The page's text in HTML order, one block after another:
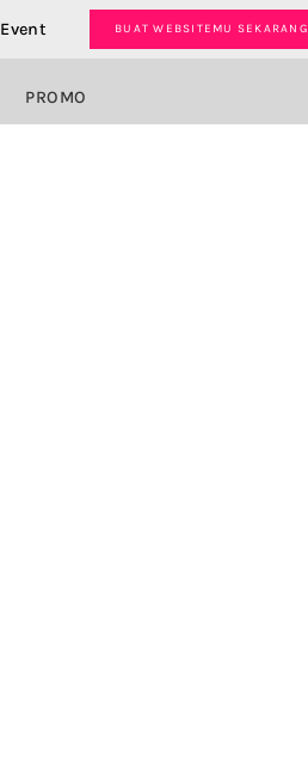
Event BUAT WEBSITEMU SEKARANG
PROMO